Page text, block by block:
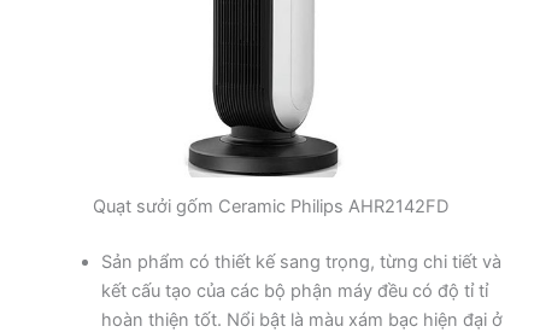
Quạt sưởi gốm Ceramic Philips AHR2142FD
Sản phẩm có thiết kế sang trọng, từng chi tiết và
kết cấu tạo của các bộ phận máy đều có độ tỉ tỉ
hoàn thiện tốt. Nổi bật là màu xám bạc hiện đại ở